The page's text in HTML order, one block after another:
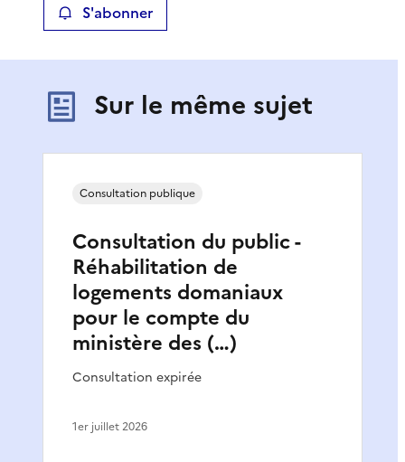
S'abonner
Sur le même sujet
Consultation du public -
Réhabilitation de
logements domaniaux
pour le compte du
ministère des (…)
Consultation expirée
Consultation publique
1er juillet 2026